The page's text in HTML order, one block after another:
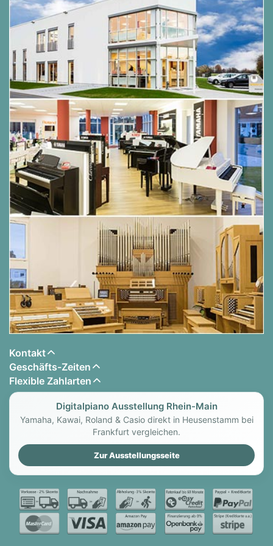
13. Pass' gut auf dich auf
14. Du bist fort
15. Bis irgendwann
16. Mal wieder voll daneben
17. Das darf doch nicht wahr sein
18. Millionär
19. Weiber
20. Na dann, gute Nacht
21. Nichts wie weg - und Schluss mit Liebe
22. So ein Schwein...
Inkl. Noten, Texten und Akkorden
Kontakt
Geschäfts-Zeiten
Flexible Zahlarten
Digitalpiano Ausstellung Rhein-Main
Yamaha, Kawai, Roland & Casio direkt in Heusenstamm bei
Frankfurt vergleichen.
Zur Ausstellungsseite